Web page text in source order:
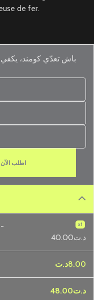
de fer.
باش تعدّي كومند،
اطلب الآن
x1
40.00د.ت
8.00د.ت
48.00د.ت